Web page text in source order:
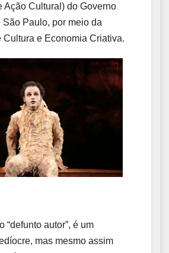
Ação Cultural) do Governo
São Paulo, por meio da
Cultura e Economia Criativa.
“defunto autor”, é um
mas mesmo assim